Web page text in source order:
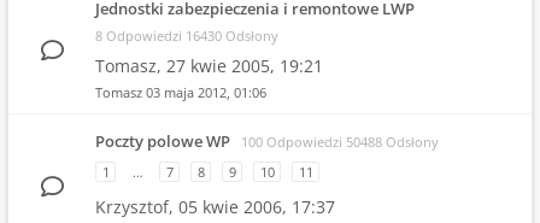
Jednostki zabezpieczenia i remontowe LWP
8 Odpowiedzi 16430 Odsłony
Tomasz, 27 kwie 2005, 19:21
Tomasz 03 maja 2012, 01:06
Poczty polowe WP
100 Odpowiedzi 50488 Odsłony
1
… 7 8 9 10 11
Krzysztof, 05 kwie 2006, 17:37